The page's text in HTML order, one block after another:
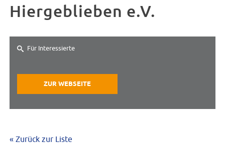
Hiergeblieben e.V.
Für Interessierte
ZUR WEBSEITE
« Zurück zur Liste